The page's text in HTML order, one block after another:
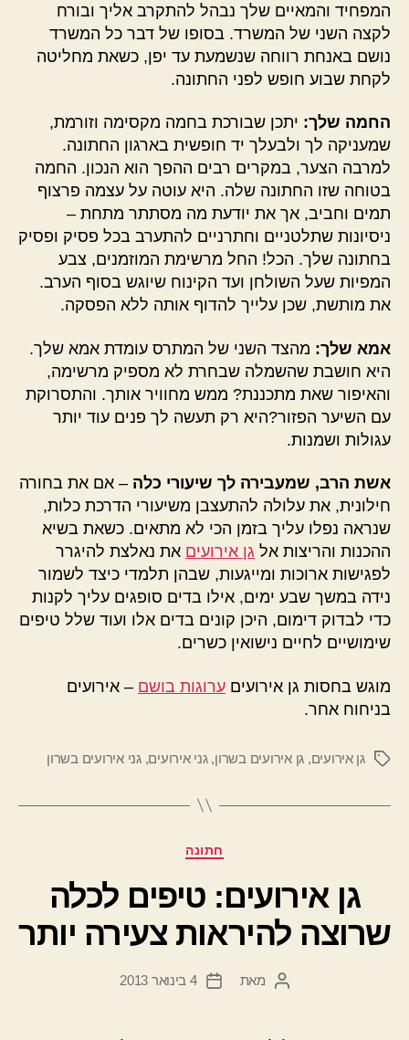
המפחיד והמאיים שלך נבהל להתקרב אליך ובורח
לקצה השני של המשרד. בסופו של דבר כל המשרד
נושם באנחת רווחה שנשמעת עד יפן, כשאת מחליטה
לקחת שבוע חופש לפני החתונה.
החמה שלך: יתכן שבורכת בחמה מקסימה וזורמת,
שמעניקה לך ולבעלך יד חופשית בארגון החתונה.
למרבה הצער, במקרים רבים ההפך הוא הנכון. החמה
בטוחה שזו החתונה שלה. היא עוטה על עצמה פרצוף
תמים וחביב, אך את יודעת מה מסתתר מתחת –
ניסיונות שתלטניים וחתרניים להתערב בכל פסיק ופסיק
בחתונה שלך. הכל! החל מרשימת המוזמנים, צבע
המפיות שעל השולחן ועד הקינוח שיוגש בסוף הערב.
את מותשת, שכן עלייך להדוף אותה ללא הפסקה.
אמא שלך: מהצד השני של המתרס עומדת אמא שלך.
היא חושבת שהשמלה שבחרת לא מספיק מרשימה,
והאיפור שאת מתכננת? ממש מחוויר אותך. והתסרוקת
עם השיער הפזור?היא רק תעשה לך פנים עוד יותר
עגולות ושמנות.
אשת הרב, שמעבירה לך שיעורי כלה – אם את בחורה
חילונית, את עלולה להתעצבן משיעורי הדרכת כלות,
שנראה נפלו עליך בזמן הכי לא מתאים. כשאת בשיא
ההכנות והריצות אל גן אירועים את נאלצת להיגרר
לפגישות ארוכות ומייגעות, שבהן תלמדי כיצד לשמור
נידה במשך שבע ימים, אילו בדים סופגים עליך לקנות
כדי לבדוק דימום, היכן קונים בדים אלו ועוד שלל טיפים
שימושיים לחיים נישואין כשרים.
מוגש בחסות גן אירועים ערוגות בושם – אירועים
בניחוח אחר.
תגיותגן אירועים, גן אירועים בשרון,גני אירועים,גני אירועים בשרון
קטגוריותחתונה
גן אירועים: טיפים לכלה
שרוצה להיראות צעירה יותר
המחבר
מאת
תאריך
4 בינואר 2013